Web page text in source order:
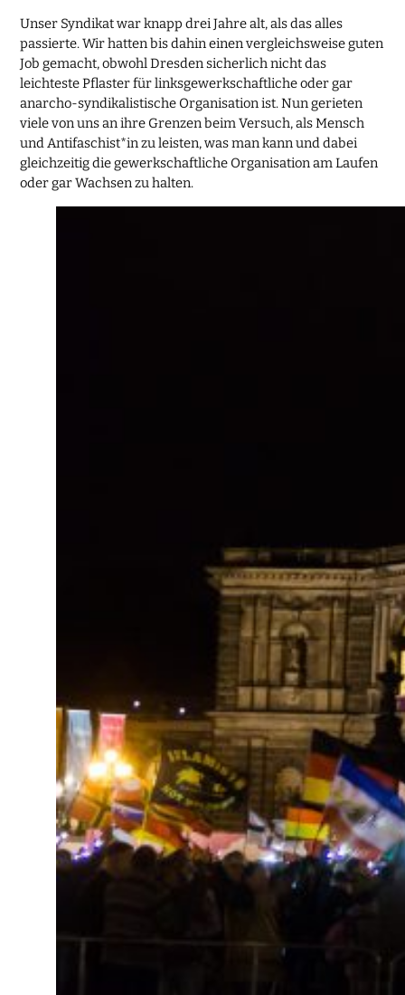
Unser Syndikat war knapp drei Jahre alt, als das alles
passierte. Wir hatten bis dahin einen vergleichsweise guten
Job gemacht, obwohl Dresden sicherlich nicht das
leichteste Pflaster für linksgewerkschaftliche oder gar
anarcho-syndikalistische Organisation ist. Nun gerieten
viele von uns an ihre Grenzen beim Versuch, als Mensch
und Antifaschist*in zu leisten, was man kann und dabei
gleichzeitig die gewerkschaftliche Organisation am Laufen
oder gar Wachsen zu halten.